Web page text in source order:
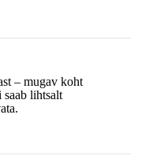
– mugav koht
saab lihtsalt